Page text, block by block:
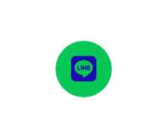
イ
コ
ン
リ